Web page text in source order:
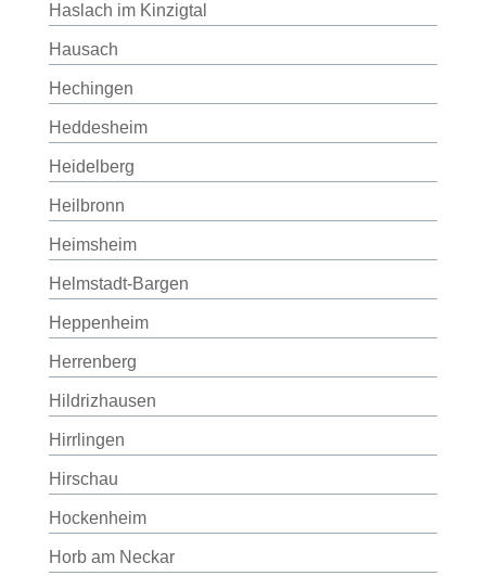
Haslach im Kinzigtal
Hausach
Hechingen
Heddesheim
Heidelberg
Heilbronn
Heimsheim
Helmstadt-Bargen
Heppenheim
Herrenberg
Hildrizhausen
Hirrlingen
Hirschau
Hockenheim
Horb am Neckar